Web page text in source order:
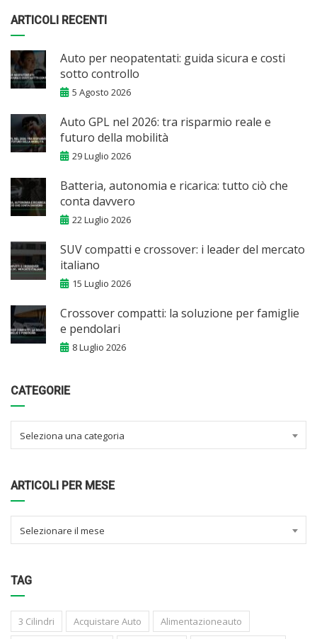
ARTICOLI RECENTI
Auto per neopatentati: guida sicura e costi
sotto controllo
5 Agosto 2026
Auto GPL nel 2026: tra risparmio reale e
futuro della mobilità
29 Luglio 2026
Batteria, autonomia e ricarica: tutto ciò che
conta davvero
22 Luglio 2026
SUV compatti e crossover: i leader del mercato
italiano
15 Luglio 2026
Crossover compatti: la soluzione per famiglie
e pendolari
8 Luglio 2026
CATEGORIE
Seleziona una categoria
ARTICOLI PER MESE
Selezionare il mese
TAG
3 Cilindri Acquistare Auto
Alimentazioneauto